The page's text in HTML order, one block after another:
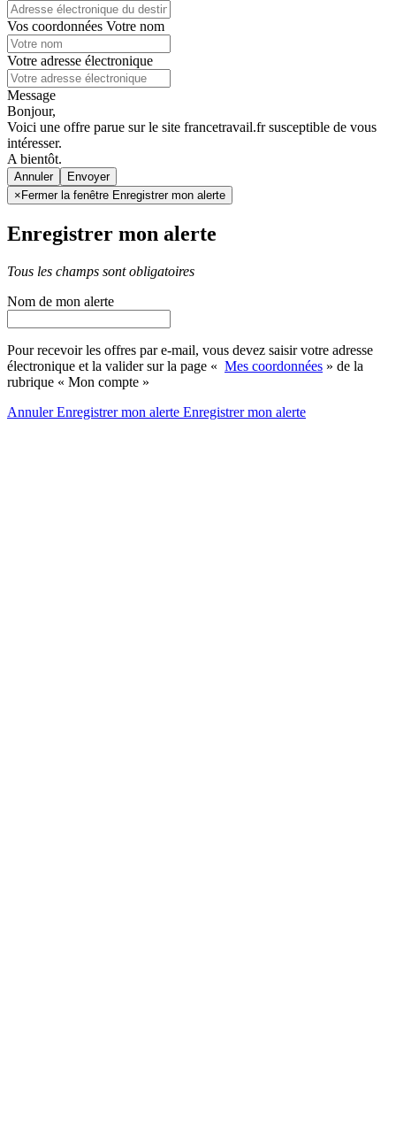
Vos coordonnées Votre nom
Votre adresse électronique
Message
Bonjour,
Voici une offre parue sur le site francetravail.fr susceptible de vous
intéresser.
A bientôt.
Annuler
× Fermer la fenêtre Enregistrer mon alerte
Enregistrer mon alerte
Tous les champs sont obligatoires
Nom de mon alerte
Pour recevoir les offres par e-mail, vous devez saisir votre adresse
électronique et la valider sur la page « Mes coordonnées » de la
rubrique « Mon compte »
AnnulerEnregistrer mon alerte Enregistrermon alerte